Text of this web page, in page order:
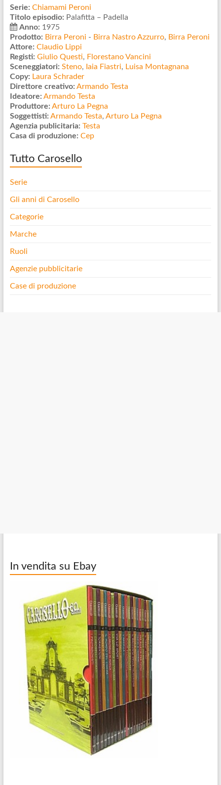
Serie: Chiamami Peroni
Titolo episodio: Palafitta – Padella
Anno: 1975
Prodotto: Birra Peroni - Birra Nastro Azzurro, Birra Peroni
Attore: Claudio Lippi
Registi: Giulio Questi, Florestano Vancini
Sceneggiatori: Steno, Iaia Fiastri, Luisa Montagnana
Copy: Laura Schrader
Direttore creativo: Armando Testa
Ideatore: Armando Testa
Produttore: Arturo La Pegna
Soggettisti: Armando Testa, Arturo La Pegna
Agenzia publicitaria: Testa
Casa di produzione: Cep
Tutto Carosello
Serie
Gli anni di Carosello
Categorie
Marche
Ruoli
Agenzie pubblicitarie
Case di produzione
In vendita su Ebay